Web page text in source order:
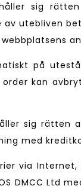
sig
av utebliven
på
kan
sig
med
via
DMCC Ltd